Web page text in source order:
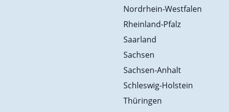
Nordrhein-Westfalen
Rheinland-Pfalz
Saarland
Sachsen
Sachsen-Anhalt
Schleswig-Holstein
Thüringen